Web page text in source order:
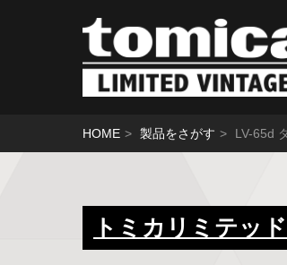
HOME 製品をさがす LV-65d
トミカリミテッ